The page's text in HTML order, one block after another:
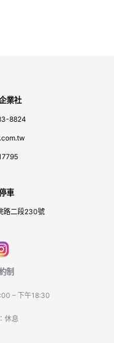
業社
8824
車
路二段230號
制
– 下午18:30
休息